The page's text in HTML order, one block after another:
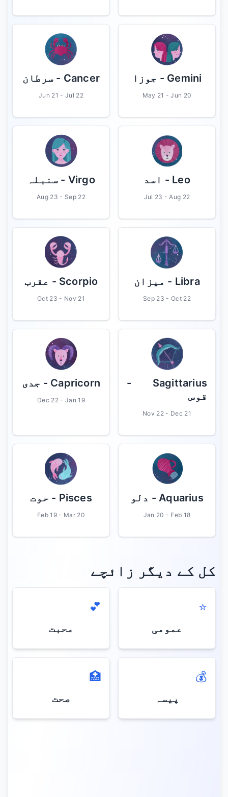
Gemini - جوزا
May 21 - Jun 20
Cancer - سرطان
Jun 21 - Jul 22
Leo - اسد
Jul 23 - Aug 22
Virgo - سنبلہ
Aug 23 - Sep 22
Libra - میزان
Sep 23 - Oct 22
Scorpio - عقرب
Oct 23 - Nov 21
Sagittarius
-
قوس
Nov 22 - Dec 21
Capricorn - جدی
Dec 22 - Jan 19
Aquarius- دلو
Jan 20 - Feb 18
Pisces - حوت
Feb 19 - Mar 20
کل کے دیگر زائچے
⭐
عمومی
💕
محبت
💰
پیسہ
🏥
صحت